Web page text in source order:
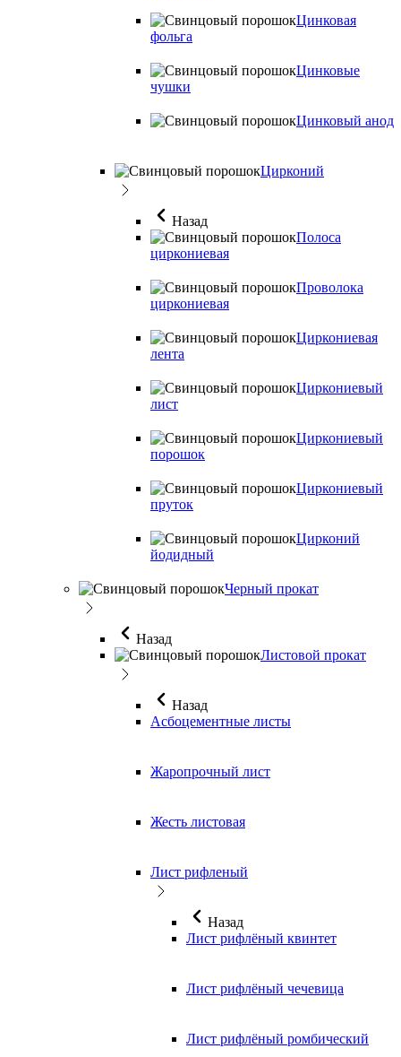
Цинковая
фольга
Цинковые
чушки
Цинковый анод
Цирконий
Назад
Полоса
циркониевая
Проволока
циркониевая
Циркониевая
лента
Циркониевый
лист
Циркониевый
порошок
Циркониевый
пруток
Цирконий
йодидный
Черный прокат
Назад
Листовой прокат
Назад
Асбоцементные листы
Жаропрочный лист
Жесть листовая
Лист рифленый
Назад
Лист рифлёный квинтет
Лист рифлёный чечевица
Лист рифлёный ромбический